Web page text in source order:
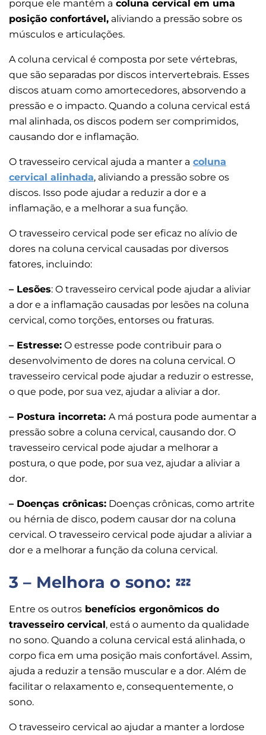
porque ele mantém a coluna cervical em uma
posição confortável, aliviando a pressão sobre os
músculos e articulações.
A coluna cervical é composta por sete vértebras,
que são separadas por discos intervertebrais. Esses
discos atuam como amortecedores, absorvendo a
pressão e o impacto. Quando a coluna cervical está
mal alinhada, os discos podem ser comprimidos,
causando dor e inflamação.
O travesseiro cervical ajuda a manter a coluna
cervical alinhada, aliviando a pressão sobre os
discos. Isso pode ajudar a reduzir a dor e a
inflamação, e a melhorar a sua função.
O travesseiro cervical pode ser eficaz no alívio de
dores na coluna cervical causadas por diversos
fatores, incluindo:
– Lesões: O travesseiro cervical pode ajudar a aliviar
a dor e a inflamação causadas por lesões na coluna
cervical, como torções, entorses ou fraturas.
– Estresse: O estresse pode contribuir para o
desenvolvimento de dores na coluna cervical. O
travesseiro cervical pode ajudar a reduzir o estresse,
o que pode, por sua vez, ajudar a aliviar a dor.
– Postura incorreta: A má postura pode aumentar a
pressão sobre a coluna cervical, causando dor. O
travesseiro cervical pode ajudar a melhorar a
postura, o que pode, por sua vez, ajudar a aliviar a
dor.
– Doenças crônicas: Doenças crônicas, como artrite
ou hérnia de disco, podem causar dor na coluna
cervical. O travesseiro cervical pode ajudar a aliviar a
dor e a melhorar a função da coluna cervical.
3 – Melhora o sono: 💤
Entre os outros benefícios ergonômicos do
travesseiro cervical, está o aumento da qualidade
no sono. Quando a coluna cervical está alinhada, o
corpo fica em uma posição mais confortável. Assim,
ajuda a reduzir a tensão muscular e a dor. Além de
facilitar o relaxamento e, consequentemente, o
sono.
O travesseiro cervical ao ajudar a manter a lordose